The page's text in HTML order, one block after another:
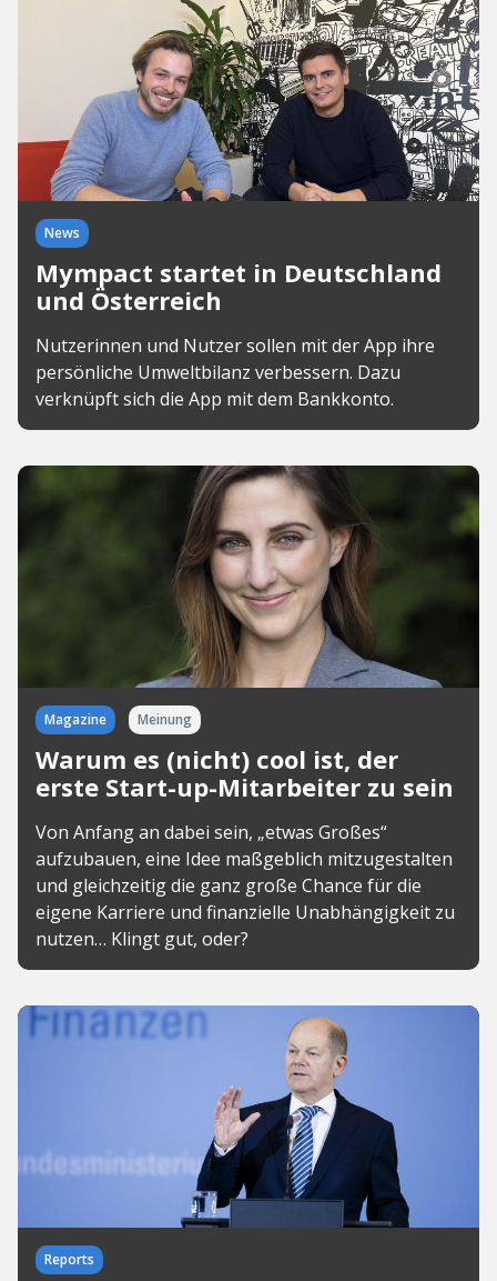
News
Mympact startet in Deutschland
und Österreich
Nutzerinnen und Nutzer sollen mit der App ihre
persönliche Umweltbilanz verbessern. Dazu
verknüpft sich die App mit dem Bankkonto.
Magazine Meinung
Warum es (nicht) cool ist, der
erste Start-up-Mitarbeiter zu sein
Von Anfang an dabei sein, „etwas Großes“
aufzubauen, eine Idee maßgeblich mitzugestalten
und gleichzeitig die ganz große Chance für die
eigene Karriere und finanzielle Unabhängigkeit zu
nutzen… Klingt gut, oder?
Reports